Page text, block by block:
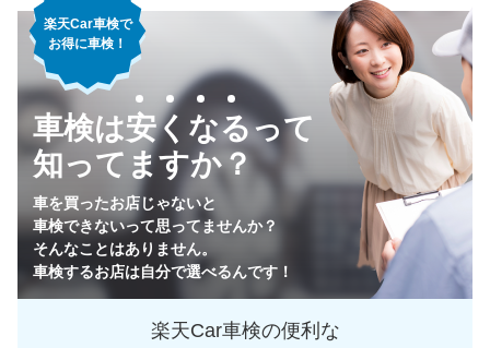
関
東
千葉県 店舗を探す
埼玉県 76,700 店舗を探す
茨城県 77,100 円 店舗を探す
栃木県 73,620 店舗を探す
群馬県 72,690 店舗を探す
74,680 店舗を探す
長野県 78,760円
楽天Car車検で
お得に車検！
車検は安くなるって
知ってますか？
車を買ったお店じゃないと
車検できないって思ってませんか？
そんなことはありません。
車検するお店は自分で選べるんです！
楽天Car車検の便利な